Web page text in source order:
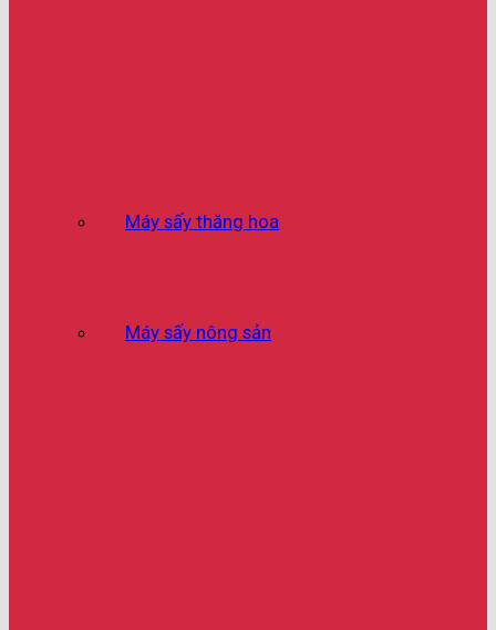
Máy sấy thăng hoa
Máy sấy nông sản